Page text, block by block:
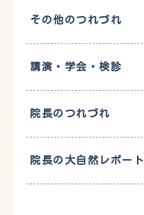
その他のつれづれ
講演・学会・検診
院長のつれづれ
院長の大自然レポート